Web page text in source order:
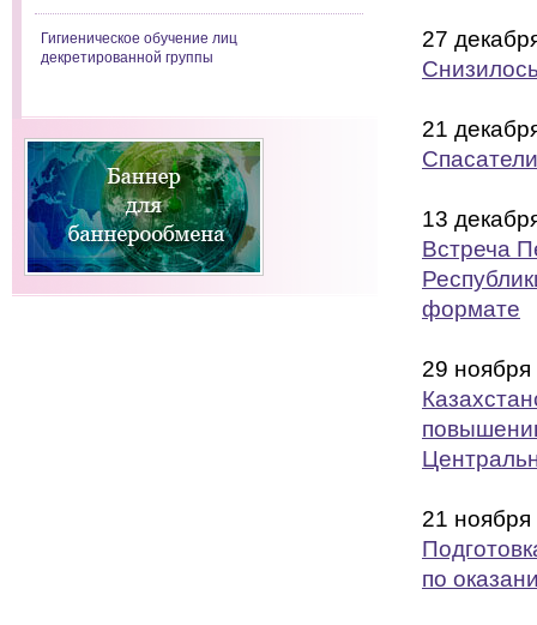
Гигиеническое обучение лиц
декретированной группы
27
21
13
Встреча
формате
29
21
по